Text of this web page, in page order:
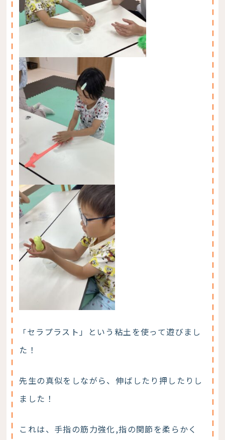
「セラプラスト」という粘土を使って遊びまし
た！
先生の真似をしながら、伸ばしたり押したりし
ました！
これは、手指の筋力強化,指の関節を柔らかく